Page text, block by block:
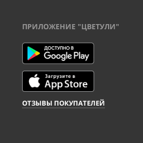
ПРИЛОЖЕНИЕ "ЦВЕТУЛИ"
ОТЗЫВЫ ПОКУПАТЕЛЕЙ